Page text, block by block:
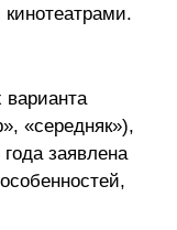
«середняк»),
заявлена